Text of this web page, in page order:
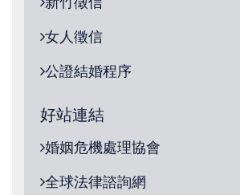
女人徵信
公證結婚程序
好站連結
婚姻危機處理協會
全球法律諮詢網